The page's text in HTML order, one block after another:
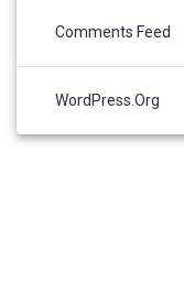
Comments Feed
WordPress.org